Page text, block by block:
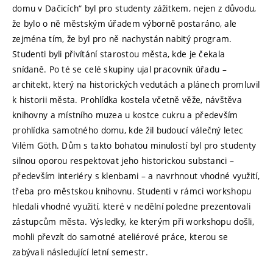
domu v Dačicích“ byl pro studenty zážitkem, nejen z důvodu,
že bylo o ně městským úřadem výborně postaráno, ale
zejména tím, že byl pro ně nachystán nabitý program.
Studenti byli přivítání starostou města, kde je čekala
snídaně. Po té se celé skupiny ujal pracovník úřadu –
architekt, který na historických vedutách a plánech promluvil
k historii města. Prohlídka kostela včetně věže, návštěva
knihovny a místního muzea u kostce cukru a především
prohlídka samotného domu, kde žil budoucí válečný letec
Vilém Göth. Dům s takto bohatou minulostí byl pro studenty
silnou oporou respektovat jeho historickou substanci –
především interiéry s klenbami – a navrhnout vhodné využití,
třeba pro městskou knihovnu. Studenti v rámci workshopu
hledali vhodné využití, které v nedělní poledne prezentovali
zástupcům města. Výsledky, ke kterým při workshopu došli,
mohli převzít do samotné ateliérové práce, kterou se
zabývali následující letní semestr.